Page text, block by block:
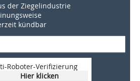
der Ziegelindustrie
kündbar
Roboter-Verifizierung
Hier klicken